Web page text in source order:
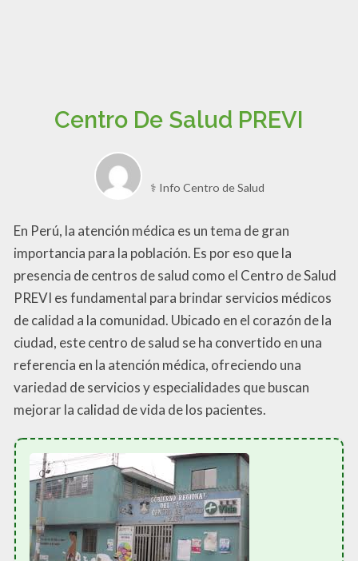
Centro De Salud PREVI
⚕️ Info Centro de Salud
En Perú, la atención médica es un tema de gran
importancia para la población. Es por eso que la
presencia de centros de salud como el Centro de Salud
PREVI es fundamental para brindar servicios médicos
de calidad a la comunidad. Ubicado en el corazón de la
ciudad, este centro de salud se ha convertido en una
referencia en la atención médica, ofreciendo una
variedad de servicios y especialidades que buscan
mejorar la calidad de vida de los pacientes.